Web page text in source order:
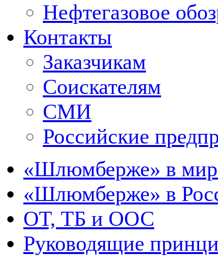
Нефтегазовое
Контакты
Заказчикам
Соискателям
СМИ
Российские
«Шлюмберже» в
«Шлюмберже» в
ОТ, ТБ и ООС
Руководящие